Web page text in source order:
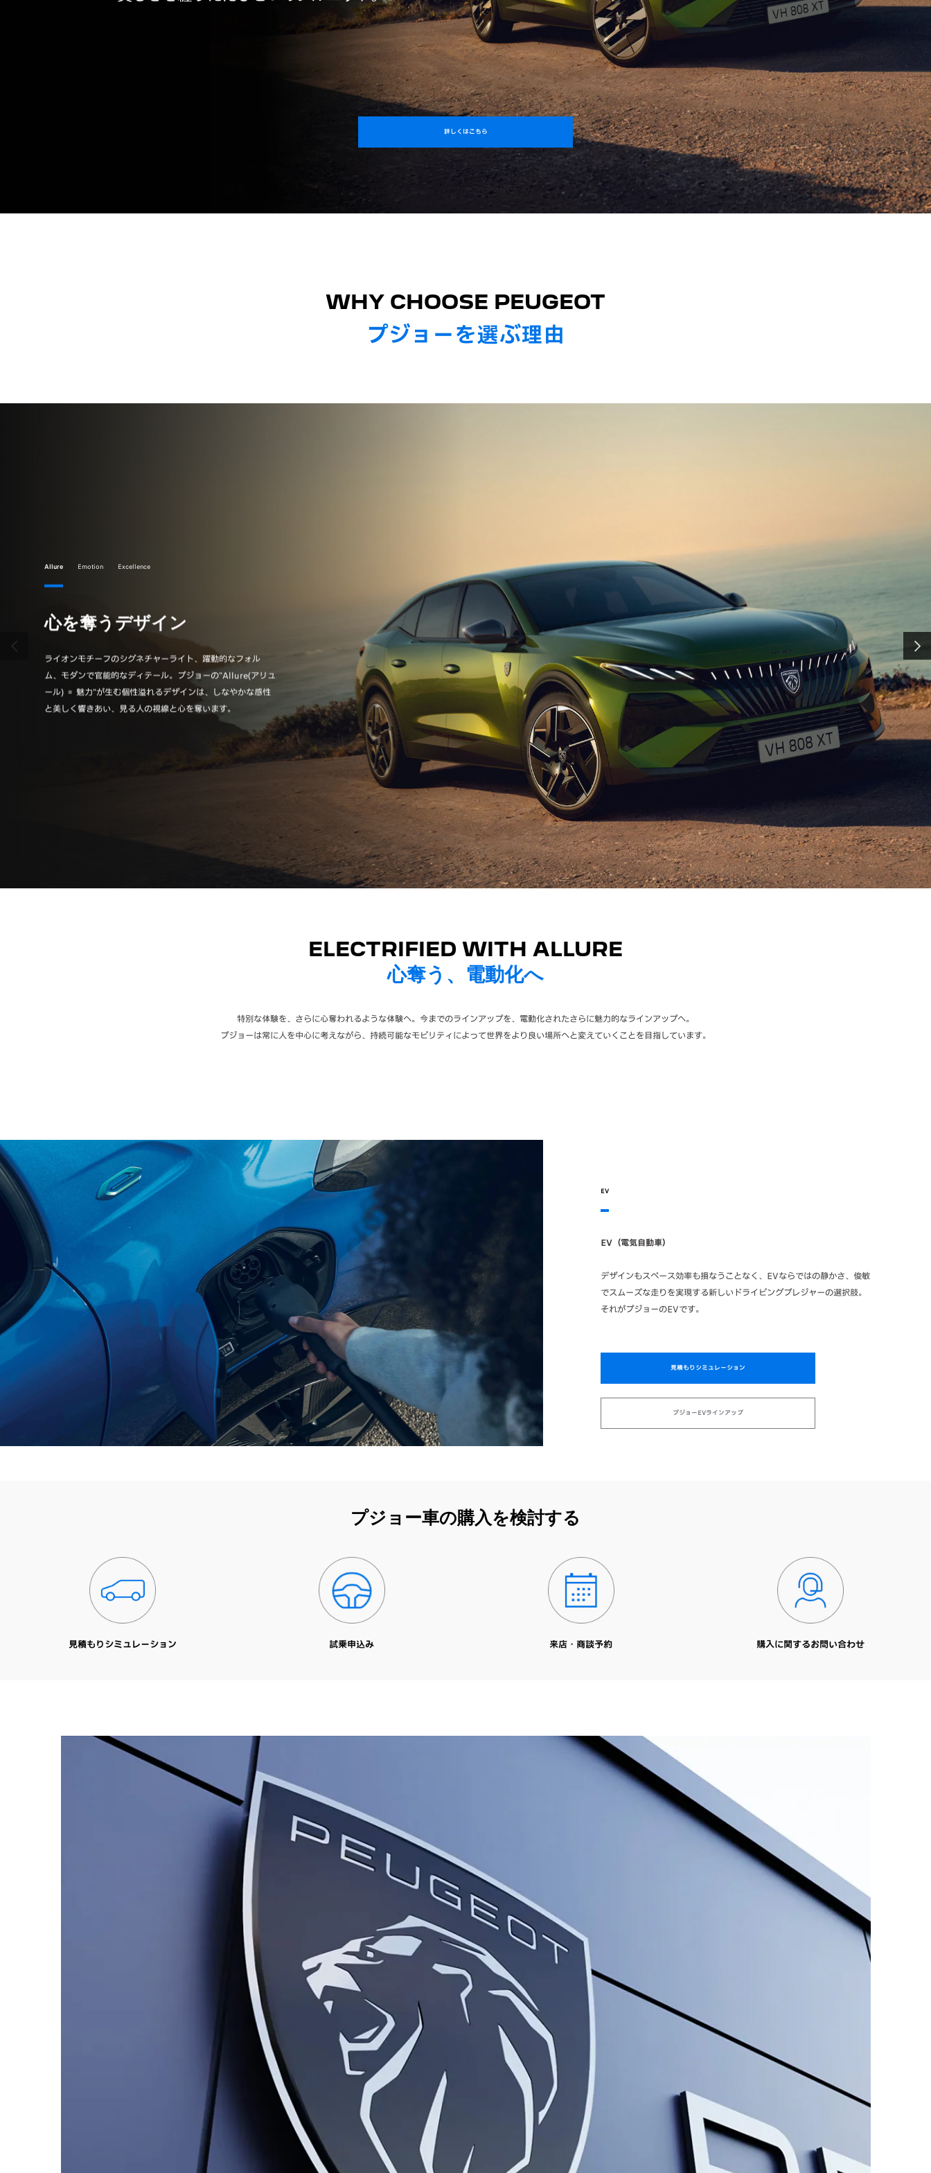
詳しくはこちら
WHY CHOOSE PEUGEOT
プジョーを選ぶ理由
次へ
心を奪うデザイン
ライオンモチーフのシグネチャーライト、躍動的なフォル
ム、モダンで官能的なディテール。プジョーの"Allure(アリュ
ール) ＝ 魅力"が生む個性溢れるデザインは、しなやかな感性
と美しく響きあい、見る人の視線と心を奪います。
直感的なドライビング体験
身体とクルマが一体化する革新的なドライブ体験を。プジョ
ー独自設計のi-Cockpitによる直感的で対話するような操作感
覚と上質でしなやかな走りは、他では味わえないドライブフ
ィール“Emotion(エモーション) ＝ 情緒”を生みだします。
妥協のないクオリティ
プジョーのクオリティは、“Excellence(エクセレンス) ＝ 洗
練”を追求するエンジニアリングによって支えられています。
新しいデザインや電動化などの技術は、ハイパーカー
「9X8」の開発やWEC(世界耐久選手権)への参戦によって磨
かれています。
Allure Emotion Excellence
ELECTRIFIED WITH ALLURE
心奪う、電動化へ
特別な体験を、さらに心奪われるような体験へ。今までのラインアップを、電動化されたさらに魅力的なラインアップへ。
プジョーは常に人を中心に考えながら、持続可能なモビリティによって世界をより良い場所へと変えていくことを目指しています。
EV（電気自動車）
デザインもスペース効率も損なうことなく、EVならではの静かさ、俊敏
でスムーズな走りを実現する新しいドライビングプレジャーの選択肢。
それがプジョーのEVです。
見積もりシミュレーション
プジョーEVラインアップ
EV
プジョー車の購入を検討する
見積もりシミュレーション 試乗申込み 来店・商談予約 購入に関するお問い合わせ